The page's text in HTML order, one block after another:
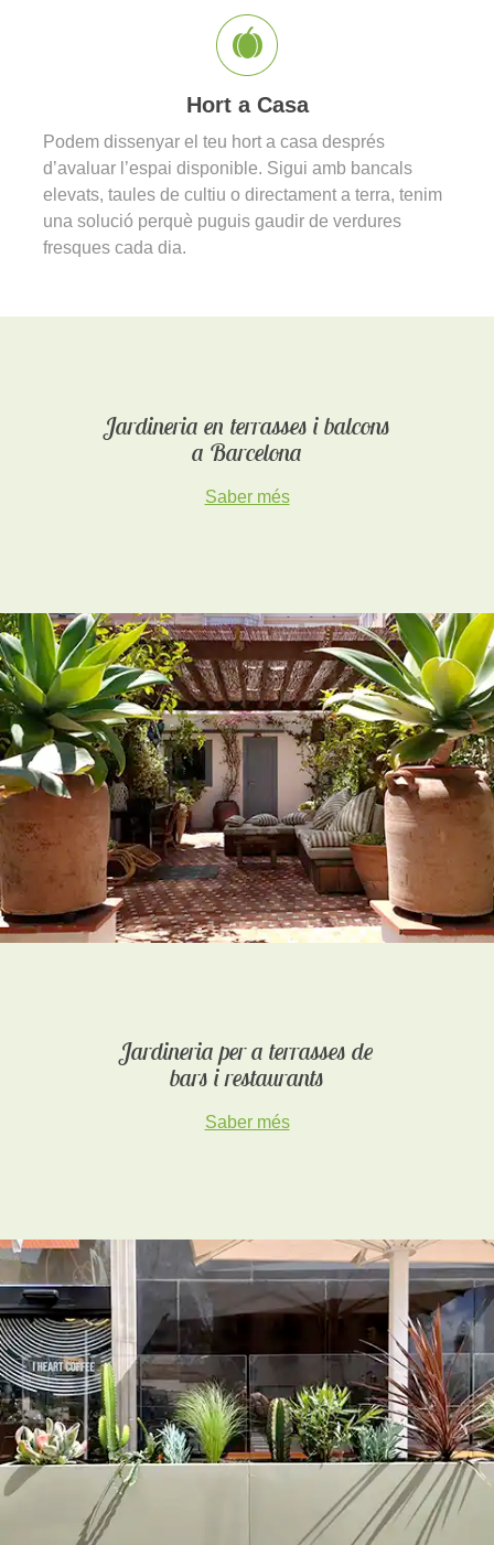
Hort a Casa
Podem dissenyar el teu hort a casa després
d’avaluar l’espai disponible. Sigui amb bancals
elevats, taules de cultiu o directament a terra, tenim
una solució perquè puguis gaudir de verdures
fresques cada dia.
Jardineria en terrasses i balcons
a Barcelona
Saber més
Jardineria per a terrasses de
bars i restaurants
Saber més